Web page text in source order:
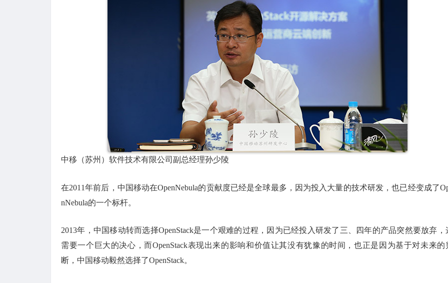
中移（苏州）软件技术有限公司副总经理孙少陵
在2011年前后，中国移动在OpenNebula的贡献度已经是全球最多，因为投入大量的技术研发，也已经变成了
nNebula的一个标杆。
2013年，中国移动转而选择OpenStack是一个艰难的过程，因为已经投入研发了三、四年的产品突然要放弃，
需要一个巨大的决心，而OpenStack表现出来的影响和价值让其没有犹豫的时间，也正是因为基于对未来的
断，中国移动毅然选择了OpenStack。